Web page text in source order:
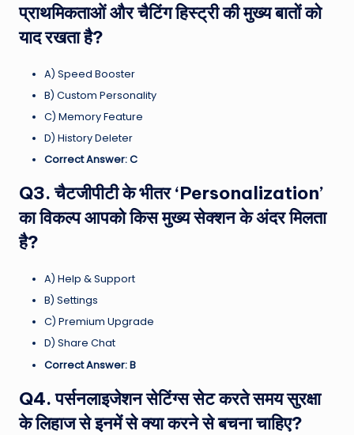
प्राथमिकताओं और चैटिंग हिस्ट्री की मुख्य बातों को
याद रखता है?
A) Speed Booster
B) Custom Personality
C) Memory Feature
D) History Deleter
Correct Answer: C
Q3. चैटजीपीटी के भीतर ‘Personalization’
का विकल्प आपको किस मुख्य सेक्शन के अंदर मिलता
है?
A) Help & Support
B) Settings
C) Premium Upgrade
D) Share Chat
Correct Answer: B
Q4. पर्सनलाइजेशन सेटिंग्स सेट करते समय सुरक्षा
के लिहाज से इनमें से क्या करने से बचना चाहिए?